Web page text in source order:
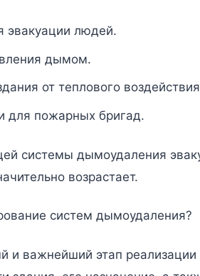
эвакуации людей.
дымом.
от теплового
для пожарных бригад.
системы дымоудаления
возрастает.
систем дымоудаления?
и важнейший этап